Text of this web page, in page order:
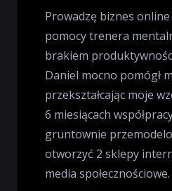
Prowadzę biznes
pomocy trenera
brakiem
Daniel mocno pomógł
przekształcając moje
6 miesiącach
gruntownie
otworzyć 2 sklepy
media społecznościowe.